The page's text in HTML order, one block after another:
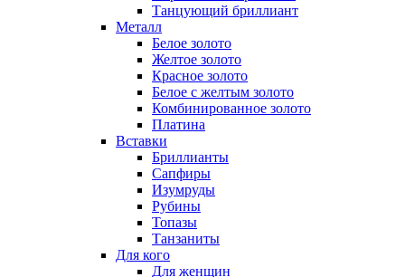
Танцующий бриллиант
Металл
Белое золото
Желтое золото
Красное золото
Белое с желтым золото
Комбинированное золото
Платина
Вставки
Бриллианты
Сапфиры
Изумруды
Рубины
Топазы
Танзаниты
Для кого
Для женщин